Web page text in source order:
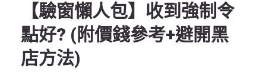
【驗窗懶人包】收到強制令
點好? (附價錢參考+避開黑
店方法)